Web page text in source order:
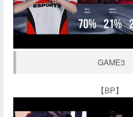
GAME3
【BP】